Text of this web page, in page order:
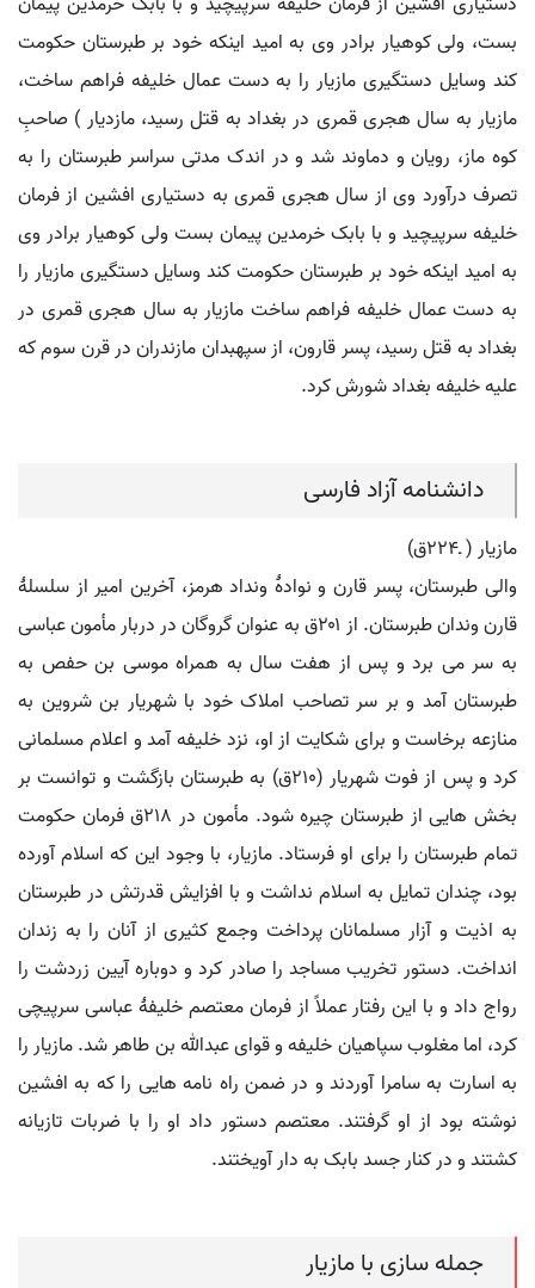
بست، ولی کوهیار برادر وی به امید اینکه خود بر طبرستان حکومت
کند وسایل دستگیری مازیار را به دست عمال خلیفه فراهم ساخت،
مازیار به سال هجری قمری در بغداد به قتل رسید، مازدیار ) صاحبِ
کوه ماز، رویان و دماوند شد و در اندک مدتی سراسر طبرستان را به
تصرف درآورد وی از سال هجری قمری به دستیاری افشین از فرمان
خلیفه سرپیچید و با بابک خرمدین پیمان بست ولی کوهیار برادر وی
به امید اینکه خود بر طبرستان حکومت کند وسایل دستگیری مازیار را
به دست عمال خلیفه فراهم ساخت مازیار به سال هجری قمری در
بغداد به قتل رسید، پسر قارون، از سپهبدان مازندران در قرن سوم که
علیه خلیفه بغداد شورش کرد.
دانشنامه آزاد فارسی
مازیار ( ـ۲۲۴ق)
والی طبرستان، پسر قارن و نوادۀ ونداد هرمز، آخرین امیر از سلسلۀ
قارن وندان طبرستان. از ۲۰۱ق به عنوان گروگان در دربار مأمون عباسی
به سر می برد و پس از هفت سال به همراه موسی بن حفص به
طبرستان آمد و بر سر تصاحب املاک خود با شهریار بن شروین به
منازعه برخاست و برای شکایت از او، نزد خلیفه آمد و اعلام مسلمانی
کرد و پس از فوت شهریار (۲۱۰ق) به طبرستان بازگشت و توانست بر
بخش هایی از طبرستان چیره شود. مأمون در ۲۱۸ق فرمان حکومت
تمام طبرستان را برای او فرستاد. مازیار، با وجود این که اسلام آورده
بود، چندان تمایل به اسلام نداشت و با افزایش قدرتش در طبرستان
به اذیت و آزار مسلمانان پرداخت وجمع کثیری از آنان را به زندان
انداخت. دستور تخریب مساجد را صادر کرد و دوباره آیین زردشت را
رواج داد و با این رفتار عملاً از فرمان معتصم خلیفۀ عباسی سرپیچی
کرد، اما مغلوب سپاهیان خلیفه و قوای عبدالله بن طاهر شد. مازیار را
به اسارت به سامرا آوردند و در ضمن راه نامه هایی را که به افشین
نوشته بود از او گرفتند. معتصم دستور داد او را با ضربات تازیانه
کشتند و در کنار جسد بابک به دار آویختند.
جمله سازی با مازیار